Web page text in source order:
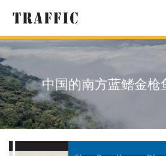
中国的南方蓝鳍金枪